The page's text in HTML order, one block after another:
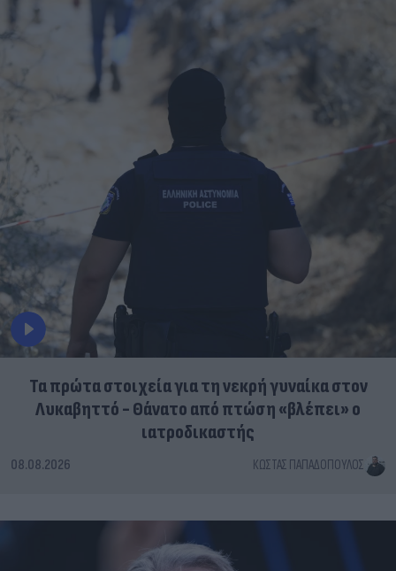
Τα πρώτα στοιχεία για τη νεκρή γυναίκα στον
Λυκαβηττό - Θάνατο από πτώση «βλέπει» ο
ιατροδικαστής
08.08.2026 ΚΏΣΤΑΣ ΠΑΠΑΔΌΠΟΥΛΟΣ